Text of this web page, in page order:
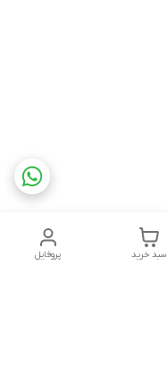
پروفایل سبد خرید